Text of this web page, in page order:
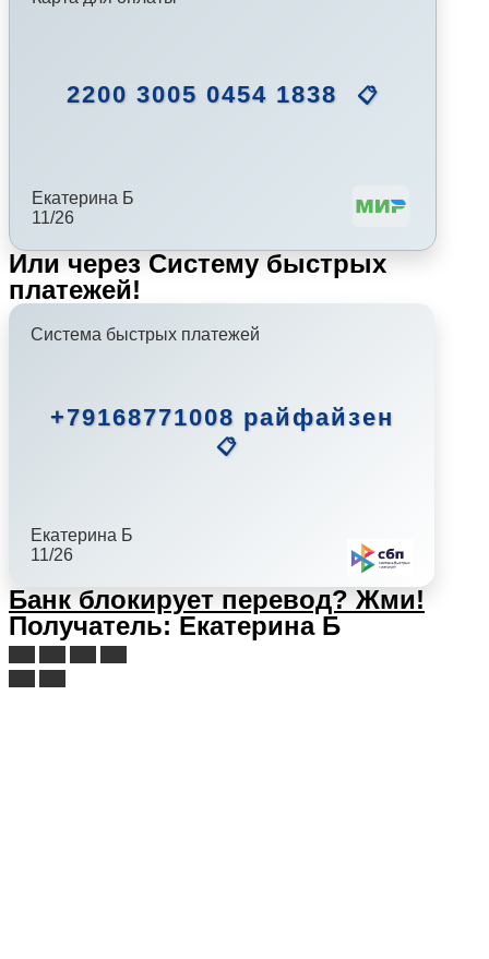
2200 3005 0454 1838 📋
Екатерина Б
11/26
Или через Систему быстрых
платежей!
Система быстрых платежей
+79168771008 райфайзен
📋
Екатерина Б
11/26
Банк блокирует перевод? Жми!
Получатель: Екатерина Б